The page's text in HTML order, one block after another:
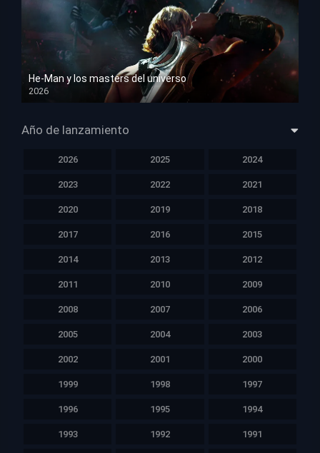
He-Man y los masters del universo
2026
HD 1080p
Año de lanzamiento
2026 2025 2024
2023 2022 2021
2020 2019 2018
2017 2016 2015
2014 2013 2012
2011 2010 2009
2008 2007 2006
2005 2004 2003
2002 2001 2000
1999 1998 1997
1996 1995 1994
1993 1992 1991